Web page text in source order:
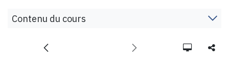
Contenu du cours